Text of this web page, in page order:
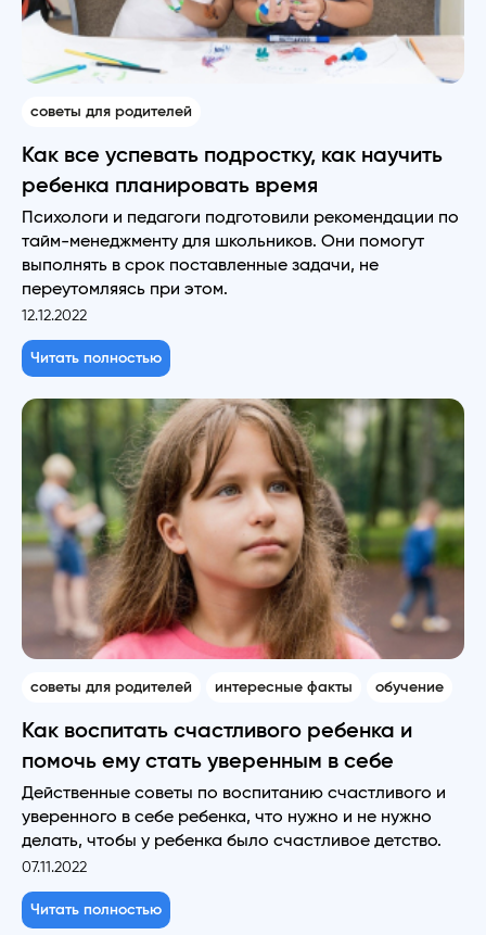
советы для родителей
Как все успевать подростку, как научить
ребенка планировать время
Психологи и педагоги подготовили рекомендации по
тайм-менеджменту для школьников. Они помогут
выполнять в срок поставленные задачи, не
переутомляясь при этом.
12.12.2022
Читать полностью
советы для родителей интересные факты обучение
Как воспитать счастливого ребенка и
помочь ему стать уверенным в себе
Действенные советы по воспитанию счастливого и
уверенного в себе ребенка, что нужно и не нужно
делать, чтобы у ребенка было счастливое детство.
07.11.2022
Читать полностью